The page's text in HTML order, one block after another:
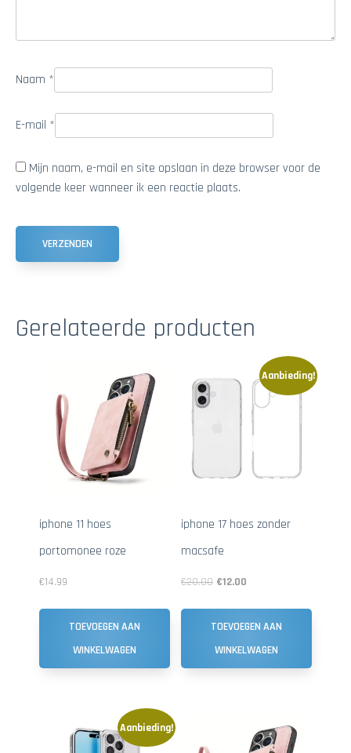
Naam *
E-mail *
Mijn naam, e-mail en site opslaan in deze browser voor de
volgende keer wanneer ik een reactie plaats.
Gerelateerde producten
iphone 11 hoes
portomonee roze
€14.99
TOEVOEGEN AAN
WINKELWAGEN
Aanbieding!
iphone 17 hoes zonder
macsafe
€20.00 €12.00
TOEVOEGEN AAN
WINKELWAGEN
Aanbieding!